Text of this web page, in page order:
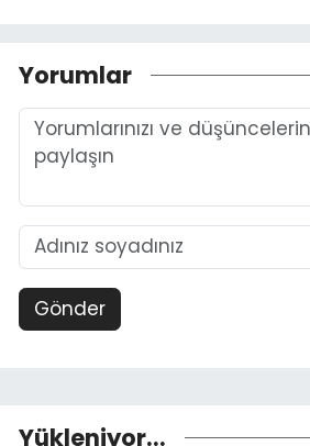
Yorumlar
Gönder
Yükleniyor...